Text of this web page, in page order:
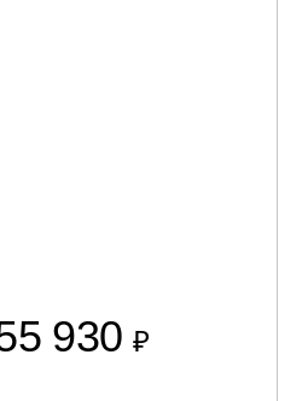
930₽